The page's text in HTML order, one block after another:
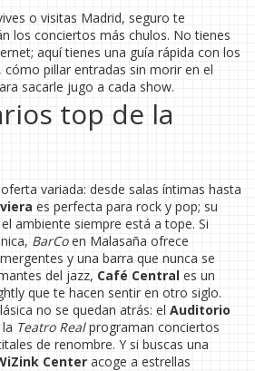
o visitas Madrid, seguro te
los conciertos más chulos. No tienes
aquí tienes una guía rápida con los
cómo pillar entradas sin morir en el
sacarle jugo a cada show.
top de la
variada: desde salas íntimas hasta
es perfecta para rock y pop; su
ambiente siempre está a tope. Si
BarCoen Malasaña ofrece
y una barra que nunca se
del jazz, Café Central es un
que te hacen sentir en otro siglo.
no se quedan atrás: el Auditorio
Teatro Realprograman conciertos
de renombre. Y si buscas una
Center acoge a estrellas